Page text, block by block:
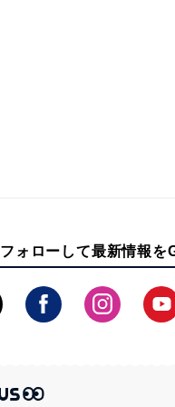
フォローして最新情報を